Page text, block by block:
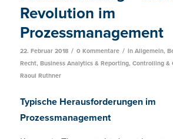
Revolution im
Prozessmanagement
22. Februar 2018 / 0 Kommentare / in Allgemein,
Recht, Business Analytics & Reporting, Controlling &
Raoul Ruthner
Typische Herausforderungen im
Prozessmanagement